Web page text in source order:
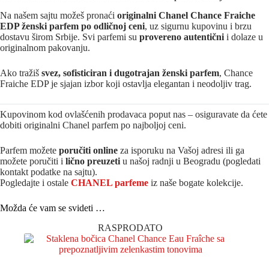
Na našem sajtu možeš pronaći originalni Chanel Chance Fraiche
EDP ženski parfem po odličnoj ceni, uz sigurnu kupovinu i brzu
dostavu širom Srbije. Svi parfemi su provereno autentičnii dolaze u
originalnom pakovanju.
Ako tražiš svez, sofisticiran i dugotrajan ženski parfem, Chance
Fraiche EDP je sjajan izbor koji ostavlja elegantan i neodoljiv trag.
Kupovinom kod ovlašćenih prodavaca poput nas – osiguravate da ćete
dobiti originalni Chanel parfem po najboljoj ceni.
Parfem možete poručiti online za isporuku na Vašoj adresi ili ga
možete poručiti i lično preuzetiu našoj radnji u Beogradu (pogledati
kontakt podatke na sajtu).
Pogledajte i ostale CHANEL parfeme iz naše bogate kolekcije.
Možda će vam se svideti …
RASPRODATO